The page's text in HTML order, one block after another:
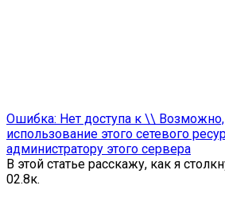
Ошибка: Нет доступа к \\ Возможно,
использование этого сетевого
администратору этого сервера
В этой статье расскажу, как я
02.8к.